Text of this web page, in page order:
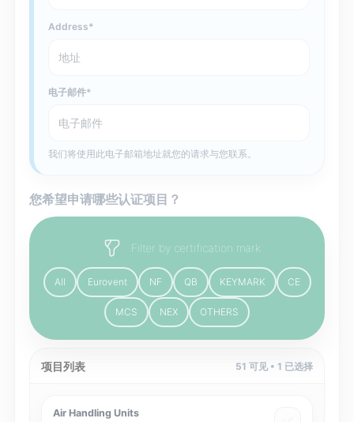
Address
电子邮件
我们将使用此电子邮箱地址就您的请求与您联系。
您希望申请哪些认证项目？
Filter by certification mark
All Eurovent NF QB KEYMARK CE
MCS NEX OTHERS
项目列表 51 可见 •1 已选择
Air Handling Units